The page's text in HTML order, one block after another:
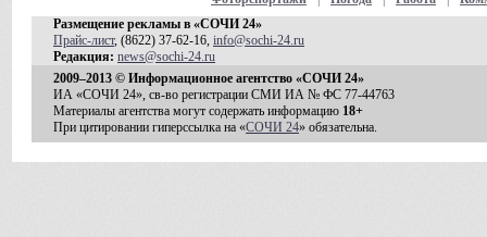
Размещение рекламы в «СОЧИ 24»
Прайс-лист, (8622) 37-62-16, info@sochi-24.ru
Редакция: news@sochi-24.ru
2009–2013 © Информационное агентство «СОЧИ 24»
ИА «СОЧИ 24», св-во регистрации СМИ ИА № ФС 77-44763
Материалы агентства могут содержать информацию 18+
При цитировании гиперссылка на «СОЧИ 24» обязательна.